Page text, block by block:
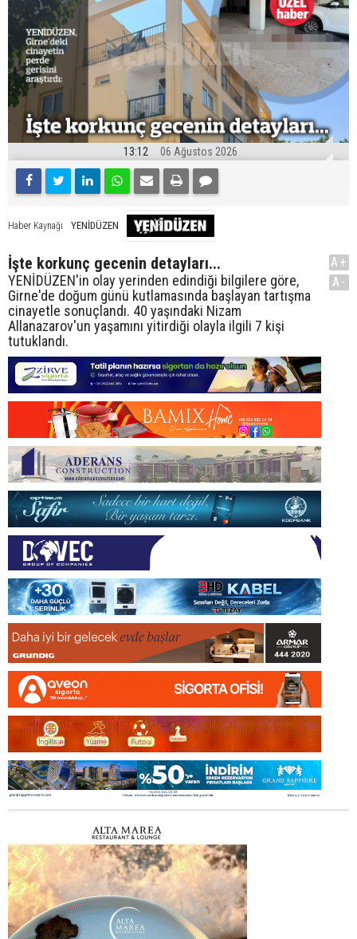
13:12 06 Ağustos 2026
Haber Kaynağı YENİDÜZEN
İşte korkunç gecenin detayları...
YENİDÜZEN'in olay yerinden edindiği bilgilere göre,
Girne'de doğum günü kutlamasında başlayan tartışma
cinayetle sonuçlandı. 40 yaşındaki Nizam
Allanazarov'un yaşamını yitirdiği olayla ilgili 7 kişi
tutuklandı.
A+
A-